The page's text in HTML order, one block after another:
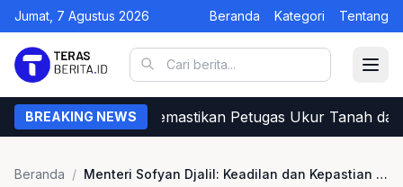
Jumat, 7 Agustus 2026 Beranda Kategori Tentang
BREAKING NEWS
Cara Warga Memastikan Petugas Ukur Tanah dari
Beranda / Menteri Sofyan Djalil: Keadilan dan Kepastian Hukum Pertanahan Lewat Reforma Agraria